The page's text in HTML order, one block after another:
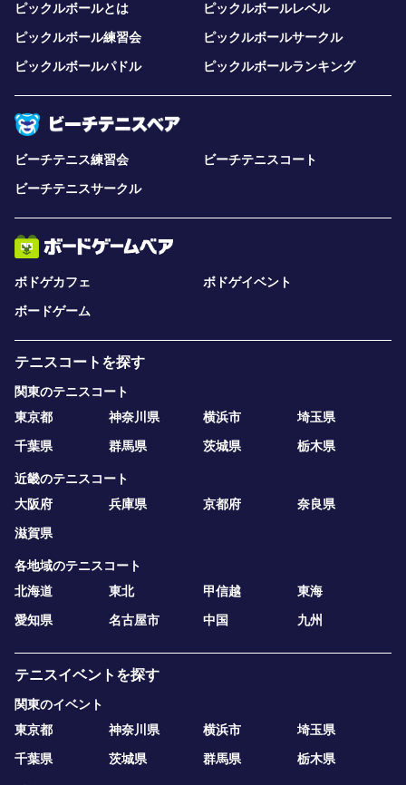
ピックルボールとは
ピックルボールレベル
ピックルボール練習会
ピックルボールサークル
ピックルボールパドル
ピックルボールランキング
ビーチテニス練習会
ビーチテニスコート
ビーチテニスサークル
ボドゲカフェ
ボドゲイベント
ボードゲーム
テニスコートを探す
関東のテニスコート
東京都
神奈川県 横浜市
埼玉県
千葉県
群馬県 茨城県 栃木県
近畿のテニスコート
大阪府
兵庫県 京都府
奈良県
滋賀県
各地域のテニスコート
北海道
東北 甲信越
東海
愛知県
名古屋市 中国 九州
テニスイベントを探す
関東のイベント
東京都
神奈川県 横浜市
埼玉県
千葉県
茨城県 群馬県 栃木県